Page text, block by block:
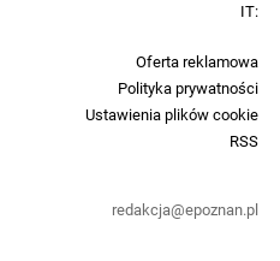
Oferta reklamowa
Polityka prywatności
Ustawienia plików cookie
RSS
redakcja@epoznan.pl
IT: